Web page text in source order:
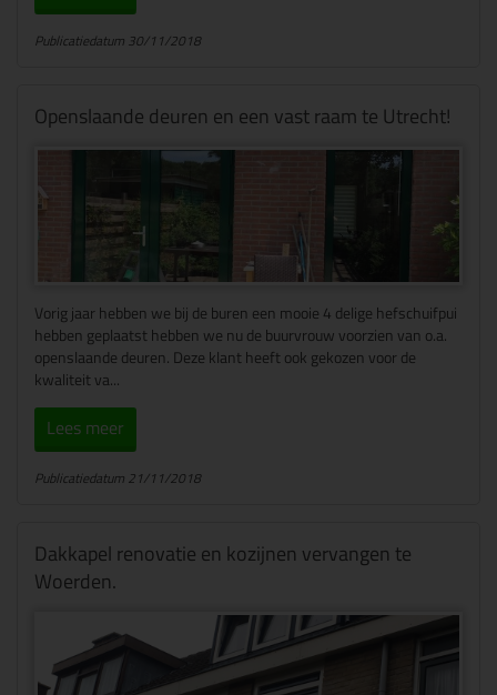
Publicatiedatum 30/11/2018
Openslaande deuren en een vast raam te Utrecht!
Vorig jaar hebben we bij de buren een mooie 4 delige hefschuifpui
hebben geplaatst hebben we nu de buurvrouw voorzien van o.a.
openslaande deuren. Deze klant heeft ook gekozen voor de
kwaliteit va...
Lees meer
Publicatiedatum 21/11/2018
Dakkapel renovatie en kozijnen vervangen te
Woerden.